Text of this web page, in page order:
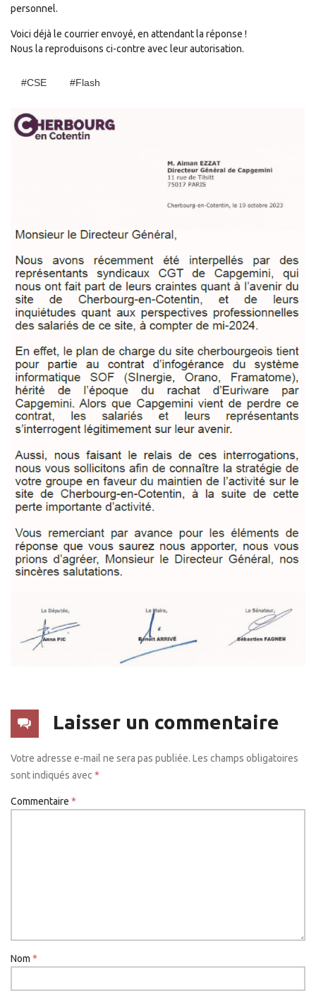
personnel.
Voici déjà le courrier envoyé, en attendant la réponse !
Nous la reproduisons ci-contre avec leur autorisation.
#CSE #Flash
Laisser un commentaire
Votre adresse e-mail ne sera pas publiée. Les champs obligatoires
sont indiqués avec *
Commentaire *
Nom *